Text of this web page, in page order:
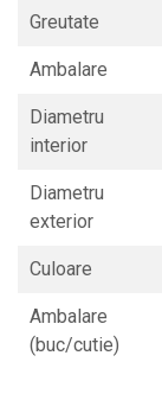
Greutate
Ambalare
Diametru
interior
Diametru
exterior
Culoare
Ambalare
(buc/cutie)